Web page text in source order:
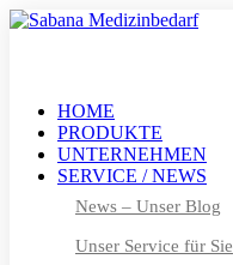
+49 (0) 611 – 50 46 40 8-0
MEIN KONTO
DE
DE
EN
HOME
PRODUKTE
UNTERNEHMEN
SERVICE / NEWS
News – Unser Blog
Unser Service für Sie